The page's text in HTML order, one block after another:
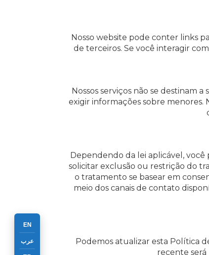
Nosso website pode conter links
de terceiros. Se você interagir
Nossos serviços não se destinam
exigir informações sobre menores.
Dependendo da lei aplicável, você
solicitar exclusão ou restrição do
o tratamento se basear em
meio dos canais de contato
Podemos atualizar esta Política
recente será
EN
عرب